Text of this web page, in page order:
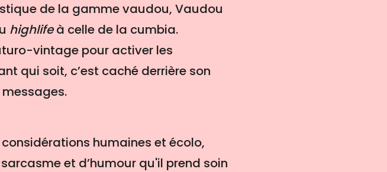
de la gamme vaudou, Vaudou
highlifeà celle de la cumbia.
vintage pour activer les
qui soit, c’est caché derrière son
humaines et écolo,
et d’humour qu'il prend soin